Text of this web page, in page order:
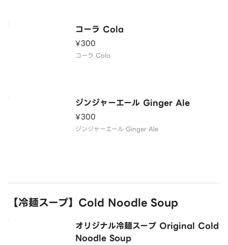
コーラ Cola
¥300
コーラ Cola
ジンジャーエール Ginger Ale
¥300
ジンジャーエール Ginger Ale
【冷麺スープ】Cold Noodle Soup
オリジナル冷麺スープ Original Cold
Noodle Soup